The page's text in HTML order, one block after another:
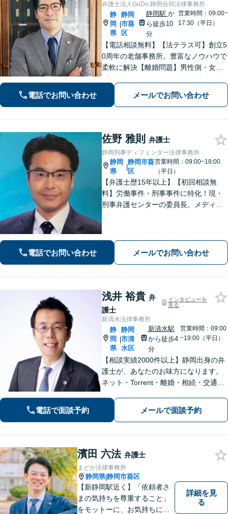
弁護士法人GoDo 静岡合同法律事務所
静
岡
県
|
静岡
市葵
区
静岡駅 か
ら徒歩10
分
営業時間：09:00~
17:30（平日）
【電話相談無料】【法テラス可】創立5
0周年の老舗事務所。豊富なノウハウで
柔軟に解決【離婚問題】男性側・女性
慰謝料、養育費、面会交流など幅広く
対応【借金・債務整理】個人・法人と
電話でお問い合わせ メールでお問い合わせ
佐野 雅則 弁護士
静岡刑事ディフェンダー法律事務所
静岡
県
|
静岡市葵
区
営業時間：09:00~18:00
（平日）
【弁護士歴15年以上】【初回相談無
料】労働事件・刑事事件に特化！現・
刑事弁護センターの委員長。メディア
す。地域密着型の法律事務所
電話でお問い合わせ メールでお問い合わせ
浅井 裕貴 弁
護士
インタビューを
見る
新清水法律事務所
静
岡
県
|
静岡
市清
水区
新清水駅
から徒歩4
分
営業時間：09:00
~19:00（平日）
【相談実績2000件以上】静岡出身の弁
護士が、あなたのお味方になります。
ネット・Torrent・離婚・相続・交通事
談ください。初回電話10分無料。全国
対応。親身なサポートをいたします。
電話で面談予約 メールで面談予約
濱田 六法 弁護士
まどか法律事務所
静岡県|静岡市葵区
【新静岡駅近く】「依頼者さ
まの気持ちを尊重すること」
をモットーに、お気持ちに寄
詳細を見
る